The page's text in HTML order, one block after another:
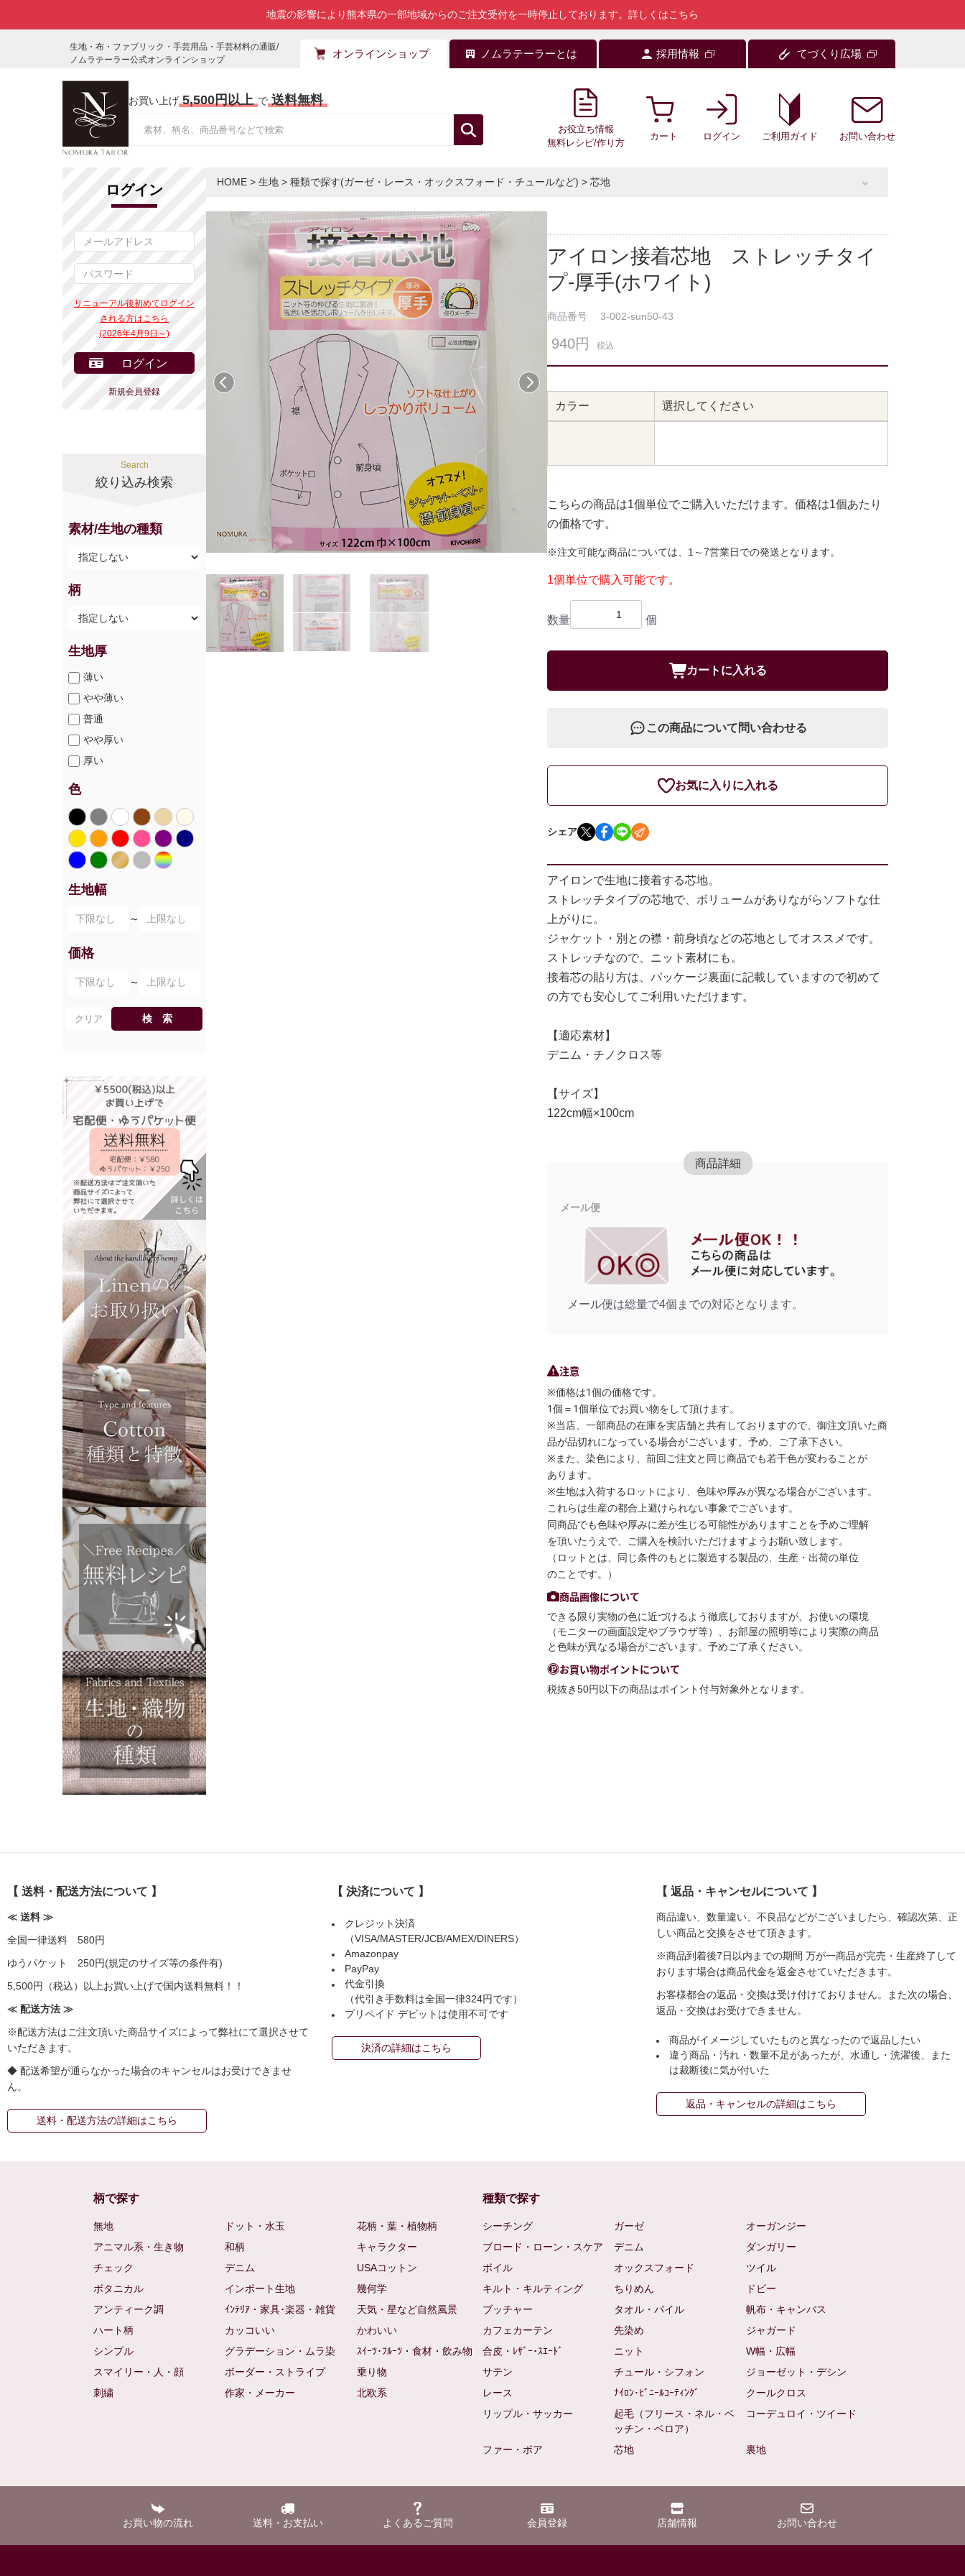
地震の影響により熊本県の一部地域からのご注文受付を一時停止しております。 詳しくはこちら
生地・布・ファブリック・手芸用品・手芸材料の通販/
ノムラテーラー公式オンラインショップ
オンラインショップ ノムラテーラーとは 採用情報 てづくり広場
お買い上げ 5,500円以上 で 送料無料
お役立ち情報
無料レシピ/作り方
カート ログイン ご利用ガイド お問い合わせ
ログイン
リニューアル後初めてログイン
される方はこちら
(2026年4月9日～)
ログイン
新規会員登録
Search
絞り込み検索
素材/生地の種類
柄
生地厚
薄い
やや薄い
普通
やや厚い
厚い
色
生地幅
～
価格
～
クリア 検 索
HOME > 生地 > 種類で探す(ガーゼ・レース・オックスフォード・チュールなど) > 芯地
前へ 次へ
アイロン接着芯地 ストレッチタイ
プ-厚手(ホワイト)
商品番号 3-002-sun50-43
940円 税込
カラー 選択してください
こちらの商品は1個単位でご購入いただけます。価格は1個あたり
の価格です。
※注文可能な商品については、1～7営業日での発送となります。
1個単位で購入可能です。
数量 個
カートに入れる
この商品について問い合わせる
お気に入りに入れる
シェア
アイロンで生地に接着する芯地。
ストレッチタイプの芯地で、ボリュームがありながらソフトな仕
上がりに。
ジャケット・別との襟・前身頃などの芯地としてオススメです。
ストレッチなので、ニット素材にも。
接着芯の貼り方は、パッケージ裏面に記載していますので初めて
の方でも安心してご利用いただけます。
【適応素材】
デニム・チノクロス等
【サイズ】
122cm幅×100cm
商品詳細
メール便
メール便は総量で4個までの対応となります。
注意
※価格は1個の価格です。
1個＝1個単位でお買い物をして頂けます。
※当店、一部商品の在庫を実店舗と共有しておりますので、御注文頂いた商
品が品切れになっている場合がございます。予め、ご了承下さい。
※また、染色により、前回ご注文と同じ商品でも若干色が変わることが
あります。
※生地は入荷するロットにより、色味や厚みが異なる場合がございます。
これらは生産の都合上避けられない事象でございます。
同商品でも色味や厚みに差が生じる可能性がありますことを予めご理解
を頂いたうえで、ご購入を検討いただけますようお願い致します。
（ロットとは、同じ条件のもとに製造する製品の、生産・出荷の単位
のことです。）
商品画像について
できる限り実物の色に近づけるよう徹底しておりますが、お使いの環境
（モニターの画面設定やブラウザ等）、お部屋の照明等により実際の商品
と色味が異なる場合がございます。予めご了承ください。
お買い物ポイントについて
税抜き50円以下の商品はポイント付与対象外となります。
【 送料・配送方法について 】
≪ 送料 ≫
全国一律送料 580円
ゆうパケット 250円(規定のサイズ等の条件有)
5,500円（税込）以上お買い上げで国内送料無料！！
≪ 配送方法 ≫
※配送方法はご注文頂いた商品サイズによって弊社にて選択させて
いただきます。
◆ 配送希望が通らなかった場合のキャンセルはお受けできませ
ん。
送料・配送方法の詳細はこちら
【 決済について 】
クレジット決済
（VISA/MASTER/JCB/AMEX/DINERS）
Amazonpay
PayPay
代金引換
（代引き手数料は全国一律324円です）
プリペイド デビットは使用不可です
決済の詳細はこちら
【 返品・キャンセルについて 】
商品違い、数量違い、不良品などがございましたら、確認次第、正
しい商品と交換をさせて頂きます。
※商品到着後7日以内までの期間 万が一商品が完売・生産終了して
おります場合は商品代金を返金させていただきます。
お客様都合の返品・交換は受け付けておりません。また次の場合、
返品・交換はお受けできません。
商品がイメージしていたものと異なったので返品したい
違う商品・汚れ・数量不足があったが、水通し・洗濯後、また
は裁断後に気が付いた
返品・キャンセルの詳細はこちら
柄で探す
無地 ドット・水玉
花柄・葉・植物柄
アニマル系・生き物
和柄
キャラクター
チェック
デニム
USAコットン
ボタニカル
インポート生地
幾何学
アンティーク調
ｲﾝﾃﾘｱ・家具･楽器・雑貨
天気・星など自然風景
ハート柄
カッコいい
かわいい
シンプル
グラデーション・ムラ染
ｽｲｰﾂ･ﾌﾙｰﾂ・食材・飲み物
スマイリー・人・顔
ボーダー・ストライプ
乗り物
刺繍
作家・メーカー 北欧系
種類で探す
シーチング ガーゼ
オーガンジー
ブロード・ローン・スケア
デニム
ダンガリー
ボイル
オックスフォード
ツイル
キルト・キルティング
ちりめん
ドビー
ブッチャー
タオル・パイル
帆布・キャンバス
カフェカーテン
先染め
ジャガード
合皮・ﾚｻﾞｰ･ｽｴｰﾄﾞ
ニット
W幅・広幅
サテン
チュール・シフォン
ジョーゼット・デシン
レース
ﾅｲﾛﾝ･ﾋﾞﾆｰﾙｺｰﾃｨﾝｸﾞ
クールクロス
リップル・サッカー
起毛（フリース・ネル・ベ
ッチン・ベロア）
コーデュロイ・ツイード
ファー・ボア 芯地 裏地
お買い物の流れ 送料・お支払い よくあるご質問 会員登録 店舗情報 お問い合わせ